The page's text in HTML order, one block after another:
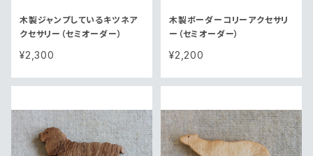
木製ジャンプしているキツネア
クセサリー（セミオーダー）
¥2,300
木製ボーダーコリーアクセサリ
ー（セミオーダー）
¥2,200